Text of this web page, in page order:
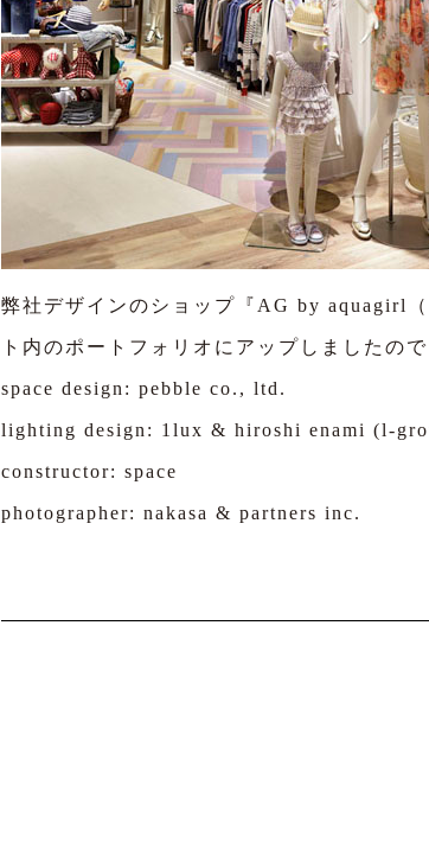
弊社デザインのショップ『AG by aquagirl
ト内のポートフォリオにアップしましたの
space design: pebble co., ltd.
lighting design: 1lux & hiroshi enami (l-
constructor: space
photographer: nakasa & partners inc.